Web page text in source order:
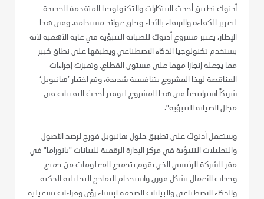
أدنوك تطبيق أحدث الابتكارات والتكنولوجيا المتقدمة الجديدة
لتعزيز الكفاءة والارتقاء بالأداء وخلق عوائد مستدامة. وفي هذا
الإطار، يعتبر مشروع أدنوك للصيانة التنبؤية في غاية الأهمية لأنه
يستخدم تكنولوجيا الذكاء الاصطناعي ويطبقها على نطاق كبير
مما يجعله إنجازاً مهماً على مستوى القطاع. وتميزت إجراءات
المناقصة لهذا المشروع بتنافسية شديدة، وتم اختيار ’هانيويل‘
شريكاً استراتيجياً في هذا المشروع لتوفير أحدث التقنيات في
مجال الصيانة التنبؤية".
وستعمل أدنوك على تطبيق حلول هانيويل فورج لرصد الأصول
والتحليلات التنبؤية في مركز الإدارة الرقمية للبيانات "بانوراما" في
مقر الشركة الرئيسي الذي يقوم بتجميع المعلومات من جميع
وحدات الأعمال بشكل فوري واستخدام النماذج التحليلية الذكية
والذكاء الاصطناعي والبيانات الضخمة لإنشاء رؤى وقراءات تشغيلية